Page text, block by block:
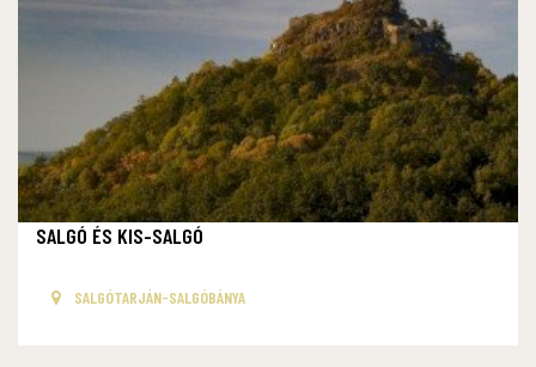
SALGÓ ÉS KIS-SALGÓ
SALGÓTARJÁN-SALGÓBÁNYA